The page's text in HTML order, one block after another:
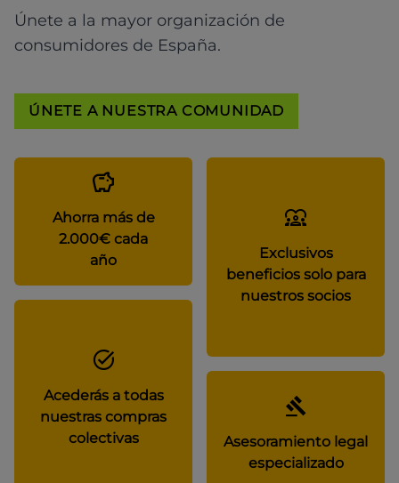
Únete a la mayor organización de
consumidores de España.
ÚNETE A NUESTRA COMUNIDAD
Ahorra más de
2.000€ cada
año
Exclusivos
beneficios solo para
nuestros socios
Acederás a todas
nuestras compras
colectivas
Asesoramiento legal
especializado